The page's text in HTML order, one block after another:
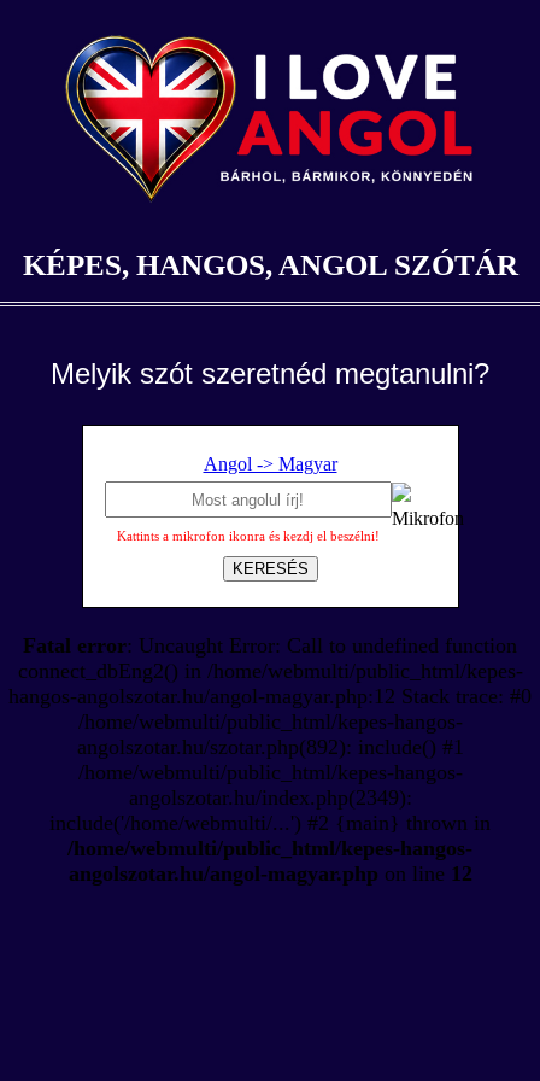
KÉPES, HANGOS, ANGOL SZÓTÁR
Melyik szót szeretnéd megtanulni?
Angol -> Magyar
Kattints a mikrofon ikonra és kezdj el beszélni!
KERESÉS
Fatal error: Uncaught Error: Call to undefined function
connect_dbEng2() in /home/webmulti/public_html/kepes-
hangos-angolszotar.hu/angol-magyar.php:12 Stack trace: #0
/home/webmulti/public_html/kepes-hangos-
angolszotar.hu/szotar.php(892): include() #1
/home/webmulti/public_html/kepes-hangos-
angolszotar.hu/index.php(2349):
include('/home/webmulti/...') #2 {main} thrown in
/home/webmulti/public_html/kepes-hangos-
angolszotar.hu/angol-magyar.php on line 12